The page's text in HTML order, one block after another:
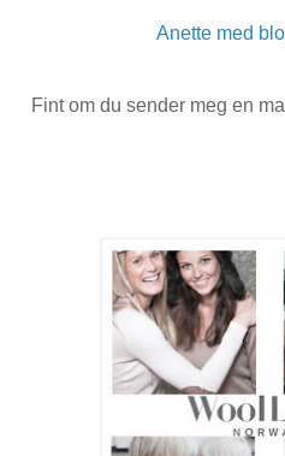
Anette med
Fint om du sender meg en